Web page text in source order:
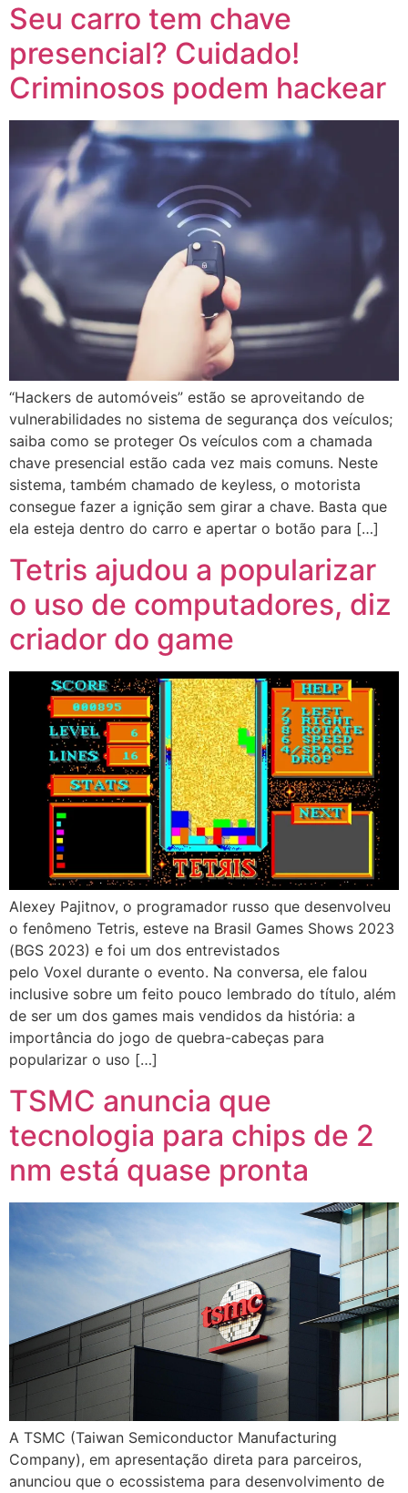
Seu carro tem chave
presencial? Cuidado!
Criminosos podem hackear
“Hackers de automóveis” estão se aproveitando de
vulnerabilidades no sistema de segurança dos veículos;
saiba como se proteger Os veículos com a chamada
chave presencial estão cada vez mais comuns. Neste
sistema, também chamado de keyless, o motorista
consegue fazer a ignição sem girar a chave. Basta que
ela esteja dentro do carro e apertar o botão para […]
Tetris ajudou a popularizar
o uso de computadores, diz
criador do game
Alexey Pajitnov, o programador russo que desenvolveu
o fenômeno Tetris, esteve na Brasil Games Shows 2023
(BGS 2023) e foi um dos entrevistados
pelo Voxel durante o evento. Na conversa, ele falou
inclusive sobre um feito pouco lembrado do título, além
de ser um dos games mais vendidos da história: a
importância do jogo de quebra-cabeças para
popularizar o uso […]
TSMC anuncia que
tecnologia para chips de 2
nm está quase pronta
A TSMC (Taiwan Semiconductor Manufacturing
Company), em apresentação direta para parceiros,
anunciou que o ecossistema para desenvolvimento de